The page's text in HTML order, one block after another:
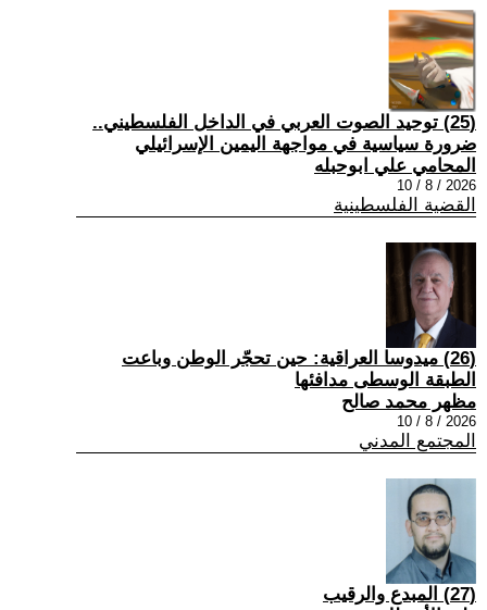
(25) توحيد الصوت العربي في الداخل الفلسطيني..
ضرورة سياسية في مواجهة اليمين الإسرائيلي
المحامي علي ابوحبله
2026 / 8 / 10
القضية الفلسطينية
(26) ميدوسا العراقية: حين تحجّر الوطن وباعت
الطبقة الوسطى مدافئها
مظهر محمد صالح
2026 / 8 / 10
المجتمع المدني
(27) المبدع والرقيب